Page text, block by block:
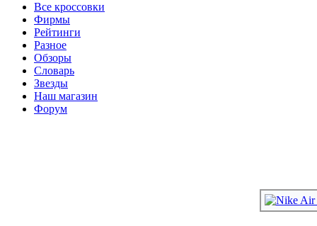
Все кроссовки
Фирмы
Рейтинги
Разное
Обзоры
Словарь
Звезды
Наш магазин
Форум